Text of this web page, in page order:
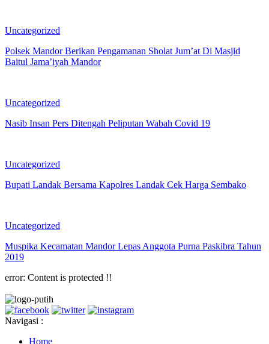
Uncategorized
Polsek Mandor Berikan Pengamanan Sholat Jum’at Di Masjid
Baitul Jama’iyah Mandor
Uncategorized
Nasib Insan Pers Ditengah Peliputan Wabah Covid 19
Uncategorized
Bupati Landak Bersama Kapolres Landak Cek Harga Sembako
Uncategorized
Muspika Kecamatan Mandor Lepas Anggota Purna Paskibra Tahun
2019
error: Content is protected !!
Navigasi :
Home